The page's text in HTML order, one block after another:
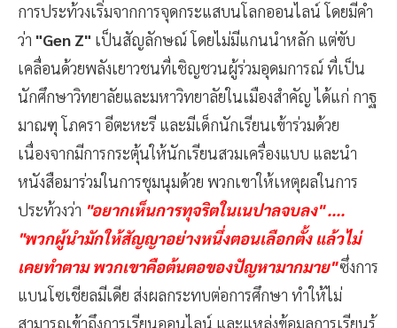
การประท้วงเริ่มจากการจุดกระแสบนโลกออนไลน์ โดยมีคำ
ว่า "Gen Z" เป็นสัญลักษณ์ โดยไม่มีแกนนำหลัก แต่ขับ
เคลื่อนด้วยพลังเยาวชนที่เชิญชวนผู้ร่วมอุดมการณ์ ที่เป็น
นักศึกษาวิทยาลัยและมหาวิทยาลัยในเมืองสำคัญ ได้แก่ กาฐ
มาณฑุ โภครา อีตะหะรี และมีเด็กนักเรียนเข้าร่วมด้วย
เนื่องจากมีการกระตุ้นให้นักเรียนสวมเครื่องแบบ และนำ
หนังสือมาร่วมในการชุมนุมด้วย พวกเขาให้เหตุผลในการ
ประท้วงว่า "อยากเห็นการทุจริตในเนปาลจบลง" ....
"พวกผู้นำมักให้สัญญาอย่างหนึ่งตอนเลือกตั้ง แล้วไม่
เคยทำตาม พวกเขาคือต้นตอของปัญหามากมาย"ซึ่งการ
แบนโซเชียลมีเดีย ส่งผลกระทบต่อการศึกษา ทำให้ไม่
สามารถเข้าถึงการเรียนออนไลน์ และแหล่งข้อมูลการเรียนรู้